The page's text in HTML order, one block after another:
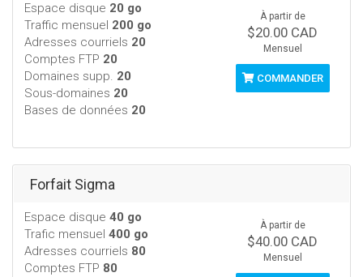
Espace disque 20 go
Traffic mensuel 200 go
Adresses courriels 20
Comptes FTP 20
Domaines supp. 20
Sous-domaines 20
Bases de données 20
À partir de
$20.00 CAD
Mensuel
COMMANDER
Forfait Sigma
Espace disque 40 go
Trafic mensuel 400 go
Adresses courriels 80
Comptes FTP 80
À partir de
$40.00 CAD
Mensuel